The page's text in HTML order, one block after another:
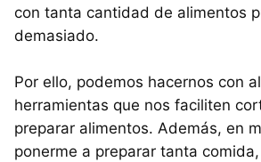
con tanta cantidad de alimentos
demasiado.
Por ello, podemos hacernos con
herramientas que nos faciliten
preparar alimentos. Además, en
ponerme a preparar tanta